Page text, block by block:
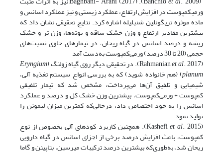
ورمی­کمپوست در افزایش ارتفاع، عملکرد زیستی و نیز عملکرد اسانس و
ماده موثره تریگونلین شنبلیله اشاره کرد. نتایج تحقیقی نشان داد که
بیشترین مقادیر ارتفاع و وزن خشک ساقه و بوته‌ها، وزن تر و خشک
ریشه و درصد اسانس در گیاه ریحان، در تیمارهای حاوی نسبت‌های
حجمی (20 تا 30 درصد) ورمی‌کمپوست به‌دست آمد
(Rahmanian
et al., 2017). در تحقیقی دیگر روی گیاه زولنگ ( Eryngium
planum) (هم خانواده شوید) که به بررسی انواع سیستم تغذیه آلی،
شیمیایی و تلفیق آن‌ها می‌پرداخت، مشخص شد که تیمار تلفیقی
کمپوست + ورمی‌کمپوست، بیشترین وزن خشک کل و درصد و عملکرد
اسانس را به خود اختصاص داد، درحالی‌که کمترین میزان لیمونن را
تولید نمود
(Kashefi
et al ., 2015). همچنین کاربرد کودهای آلی بخصوص از نوع
کمپوست، باعث افزایش درصد برخی از اجزای اسانس در گیاه دارویی
ریحان‌ شد، به‌طوری‌که بیشترین درصد ترکیبات میرسین، بتاپینن و گاما